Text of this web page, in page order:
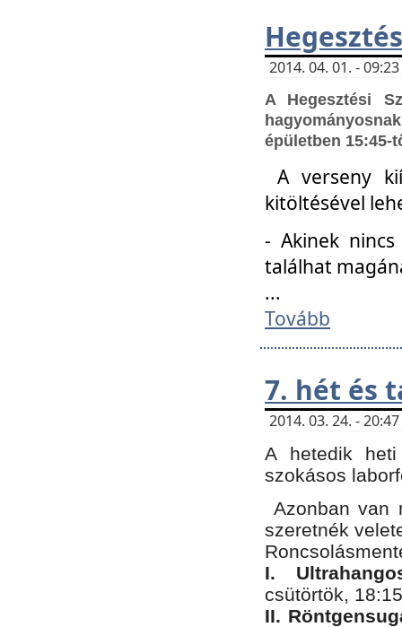
2014. 04. 01. -
A Hegesztési
épületben 15:45-
A verseny
kitöltésével
- Akinek
találhat
...
Tovább
7. hét és
2014. 03. 24. -
A hetedik
szokásos
Azonban van
szeretnék
I.
csütörtök,
II.